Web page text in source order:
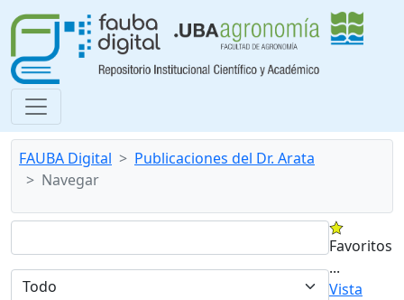
FAUBA Digital
Publicaciones del Dr. Arata
Navegar
Favoritos
...
Vista